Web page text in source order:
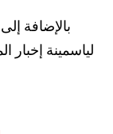
بالإضافة
لياسمينة